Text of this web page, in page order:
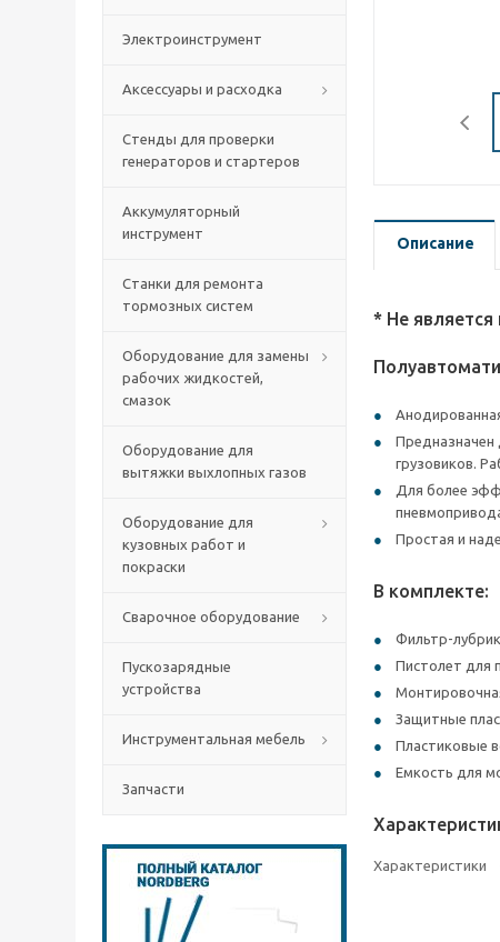
Электроинструмент
Аксессуары и расходка
Стенды для проверки
генераторов и стартеров
Аккумуляторный
инструмент
Станки для ремонта
тормозных систем
Оборудование для замены
рабочих жидкостей,
смазок
Оборудование для
вытяжки выхлопных газов
Оборудование для
кузовных работ и
покраски
Сварочное оборудование
Пускозарядные
устройства
Инструментальная мебель
Запчасти
Описание
* Не
Предназначен
грузовиков.
Для более
Простая и
В комплекте:
Фильтр-
Пистолет для
Защитные
Пластиковые
Емкость для
Характеристики